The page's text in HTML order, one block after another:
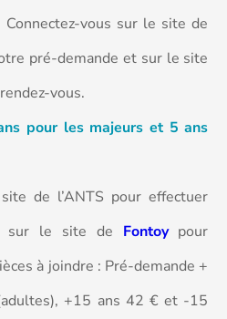
vous sur le site de
pré-demande et sur le site
vous.
pour les majeurs et 5 ans
de l’ANTS pour effectuer
sur le site de Fontoypour
à joindre : Pré-demande +
+15 ans 42 € et -15